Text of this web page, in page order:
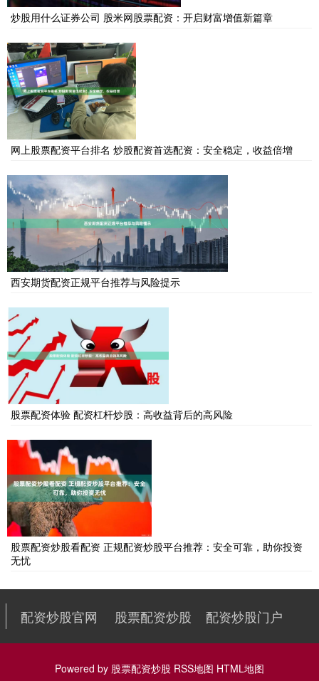
炒股用什么证券公司 股米网股票配资：开启财富增值新篇章
网上股票配资平台排名 炒股配资首选配资：安全稳定，收益倍增
西安期货配资正规平台推荐与风险提示
股票配资体验 配资杠杆炒股：高收益背后的高风险
股票配资炒股看配资 正规配资炒股平台推荐：安全可靠，助你投资
无忧
配资炒股官网 股票配资炒股 配资炒股门户
Powered by 股票配资炒股 RSS地图 HTML地图